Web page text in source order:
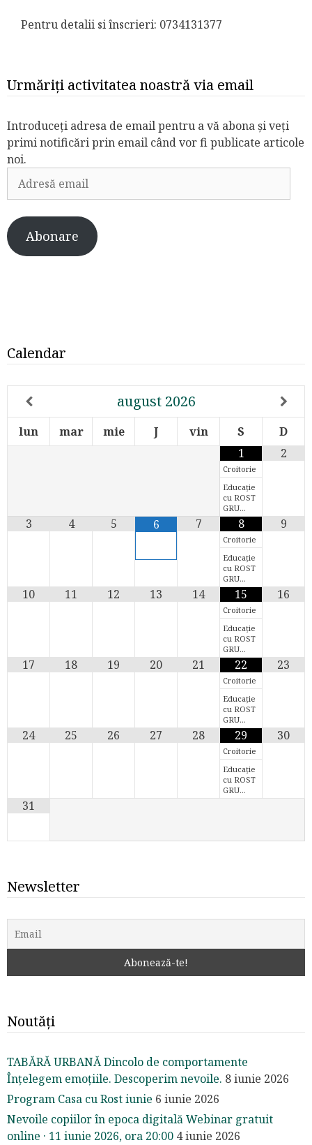
Pentru detalii si înscrieri: 0734131377
Urmăriți activitatea noastră via email
Introduceți adresa de email pentru a vă abona și veți
primi notificări prin email când vor fi publicate articole
noi.
Adresă
email
Abonare
Calendar
august 2026
lun mar mie J vin S
D
1
Croitorie
Educație
cu ROST
GRU…
2
3 4 5 6 7 8
Croitorie
Educație
cu ROST
GRU…
9
10 11 12 13 14 15
Croitorie
Educație
cu ROST
GRU…
16
17 18 19 20 21 22
Croitorie
Educație
cu ROST
GRU…
23
24 25 26 27 28 29
Croitorie
Educație
cu ROST
GRU…
30
31
Newsletter
Noutăți
TABĂRĂ URBANĂ Dincolo de comportamente
Înțelegem emoțiile. Descoperim nevoile. 8 iunie 2026
Program Casa cu Rost iunie 6 iunie 2026
Nevoile copiilor în epoca digitală Webinar gratuit
online · 11 iunie 2026, ora 20:00 4 iunie 2026